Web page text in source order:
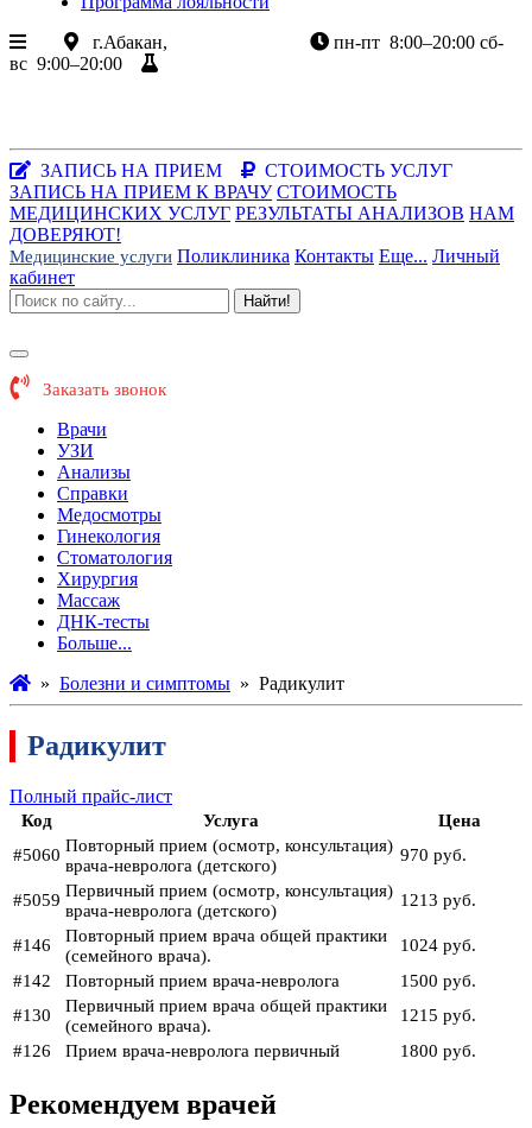
г.Абакан,
пн-пт 8:00–20:00 сб-
вс 9:00–20:00
ЗАПИСЬ НА ПРИЕМ
СТОИМОСТЬ УСЛУГ
ЗАПИСЬ НА ПРИЕМ К ВРАЧУ СТОИМОСТЬ
МЕДИЦИНСКИХ УСЛУГ РЕЗУЛЬТАТЫ АНАЛИЗОВ НАМ
ДОВЕРЯЮТ!
Медицинские услуги Поликлиника Контакты Еще... Личный
кабинет
Найти!
Заказать звонок
Врачи
УЗИ
Анализы
Справки
Медосмотры
Гинекология
Стоматология
Хирургия
Массаж
ДНК-тесты
Больше...
» Болезни и симптомы » Радикулит
Радикулит
Полный прайс-лист
Код Услуга
Цена
#5060 Повторный прием (осмотр, консультация)
врача-невролога (детского)
970 руб.
#5059 Первичный прием (осмотр, консультация)
врача-невролога (детского)
1213 руб.
#146
Повторный прием врача общей практики
(семейного врача).
1024 руб.
#142
Повторный прием врача-невролога
1500 руб.
#130
Первичный прием врача общей практики
(семейного врача).
1215 руб.
#126
Прием врача-невролога первичный 1800 руб.
Рекомендуем врачей